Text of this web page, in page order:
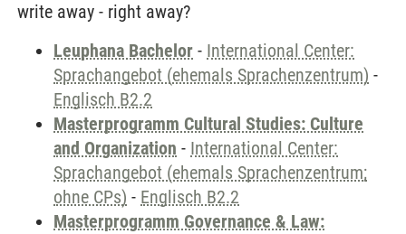
write away - right away?
Leuphana Bachelor - International Center:
Sprachangebot (ehemals Sprachenzentrum) -
Englisch B2.2
Masterprogramm Cultural Studies: Culture
and Organization - International Center:
Sprachangebot (ehemals Sprachenzentrum;
ohne CPs) - Englisch B2.2
Masterprogramm Governance & Law: